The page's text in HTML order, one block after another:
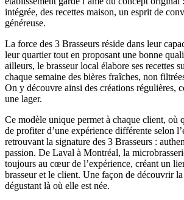
intégrée, des recettes maison, un esprit de
généreuse.
La force des 3 Brasseurs réside dans leur
leur quartier tout en proposant une bonne
ailleurs, le brasseur local élabore ses recettes
chaque semaine des bières fraîches, non
On y découvre ainsi des créations régulières,
une lager.
Ce modèle unique permet à chaque client, où
de profiter d’une expérience différente selon
retrouvant la signature des 3 Brasseurs :
passion. De Laval à Montréal, la
toujours au cœur de l’expérience, créant un
brasseur et le client. Une façon de découvrir
dégustant là où elle est née.